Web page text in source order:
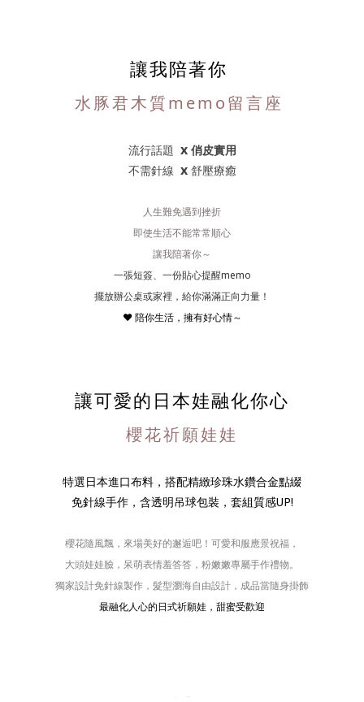
讓我陪著你
水豚君木質memo留言座
流行話題 x 俏皮實用
不需針線 x 舒壓療癒
人生難免遇到挫折
即使生活不能常常順心
讓我陪著你～
一張短簽、一份貼心提醒memo
擺放辦公桌或家裡，給你滿滿正向力量！
❤️ 陪你生活，擁有好心情～
讓可愛的日本娃融化你心
櫻花祈願娃娃
特選日本進口布料，搭配精緻珍珠水鑽合金點綴
免針線手作，含透明吊球包裝，套組質感UP!
櫻花隨風飄，來場美好的邂逅吧！可愛和服應景祝福，
大頭娃娃臉，呆萌表情羞答答，粉嫩嫩專屬手作禮物。
獨家設計免針線製作，髮型瀏海自由設計，成品當隨身掛飾
最融化人心的日式祈願娃，甜蜜受歡迎